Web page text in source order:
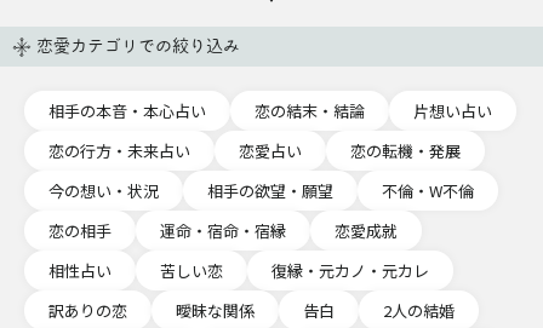
恋愛カテゴリでの絞り込み
相手の本音・本心占い 恋の結末・結論
片想い占い
恋の行方・未来占い
恋愛占い
恋の転機・発展
今の想い・状況
相手の欲望・願望
不倫・W不倫
恋の相手
運命・宿命・宿縁
恋愛成就
相性占い
苦しい恋
復縁・元カノ・元カレ
訳ありの恋
曖昧な関係 告白
2人の結婚